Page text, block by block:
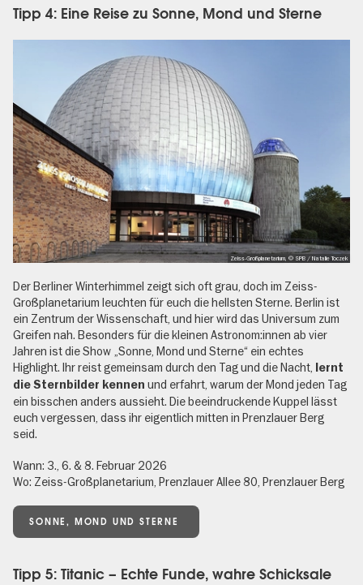
Tipp 4: Eine Reise zu Sonne, Mond und Sterne
Zeiss-Großplanetarium, © SPB / Natalie Toczek
Der Berliner Winterhimmel zeigt sich oft grau, doch im Zeiss-
Großplanetarium leuchten für euch die hellsten Sterne. Berlin ist
ein Zentrum der Wissenschaft, und hier wird das Universum zum
Greifen nah. Besonders für die kleinen Astronom:innen ab vier
Jahren ist die Show „Sonne, Mond und Sterne“ ein echtes
Highlight. Ihr reist gemeinsam durch den Tag und die Nacht, lernt
die Sternbilder kennen und erfahrt, warum der Mond jeden Tag
ein bisschen anders aussieht. Die beeindruckende Kuppel lässt
euch vergessen, dass ihr eigentlich mitten in Prenzlauer Berg
seid.
Wann: 3., 6. & 8. Februar 2026
Wo: Zeiss-Großplanetarium, Prenzlauer Allee 80, Prenzlauer Berg
SONNE, MOND UND STERNE
Tipp 5: Titanic – Echte Funde, wahre Schicksale